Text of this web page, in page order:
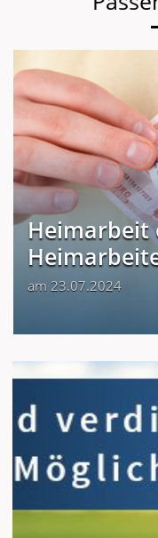
Heimarbeit
am 23.07.2024